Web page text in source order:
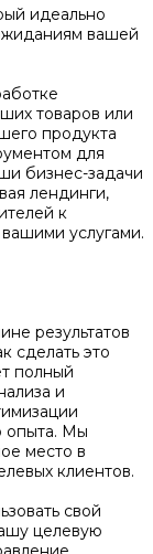
идеально
вашей
товаров или
продукта
для
бизнес-задачи
лендинги,
к
услугами.
результатов
сделать это
полный
и
опыта. Мы
место в
клиентов.
свой
целевую